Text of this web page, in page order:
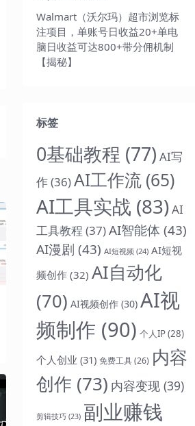
Walmart（沃尔玛）超市浏览标
注项目，单账号日收益20+单电
脑日收益可达800+带分佣机制
【揭秘】
标签
0基础教程 (77) AI写
作(36)AI工作流 (65)
AI工具实战 (83)AI
工具教程 (37)AI智能体 (43)
AI漫剧 (43) AI短视频 (24) AI短视
频创作 (32) AI自动化
(70) AI视频创作 (30) AI视
频制作 (90) 个人IP(28)
个人创业 (31) 免费工具(26) 内容
创作 (73) 内容变现 (39)
剪辑技巧 (23) 副业赚钱